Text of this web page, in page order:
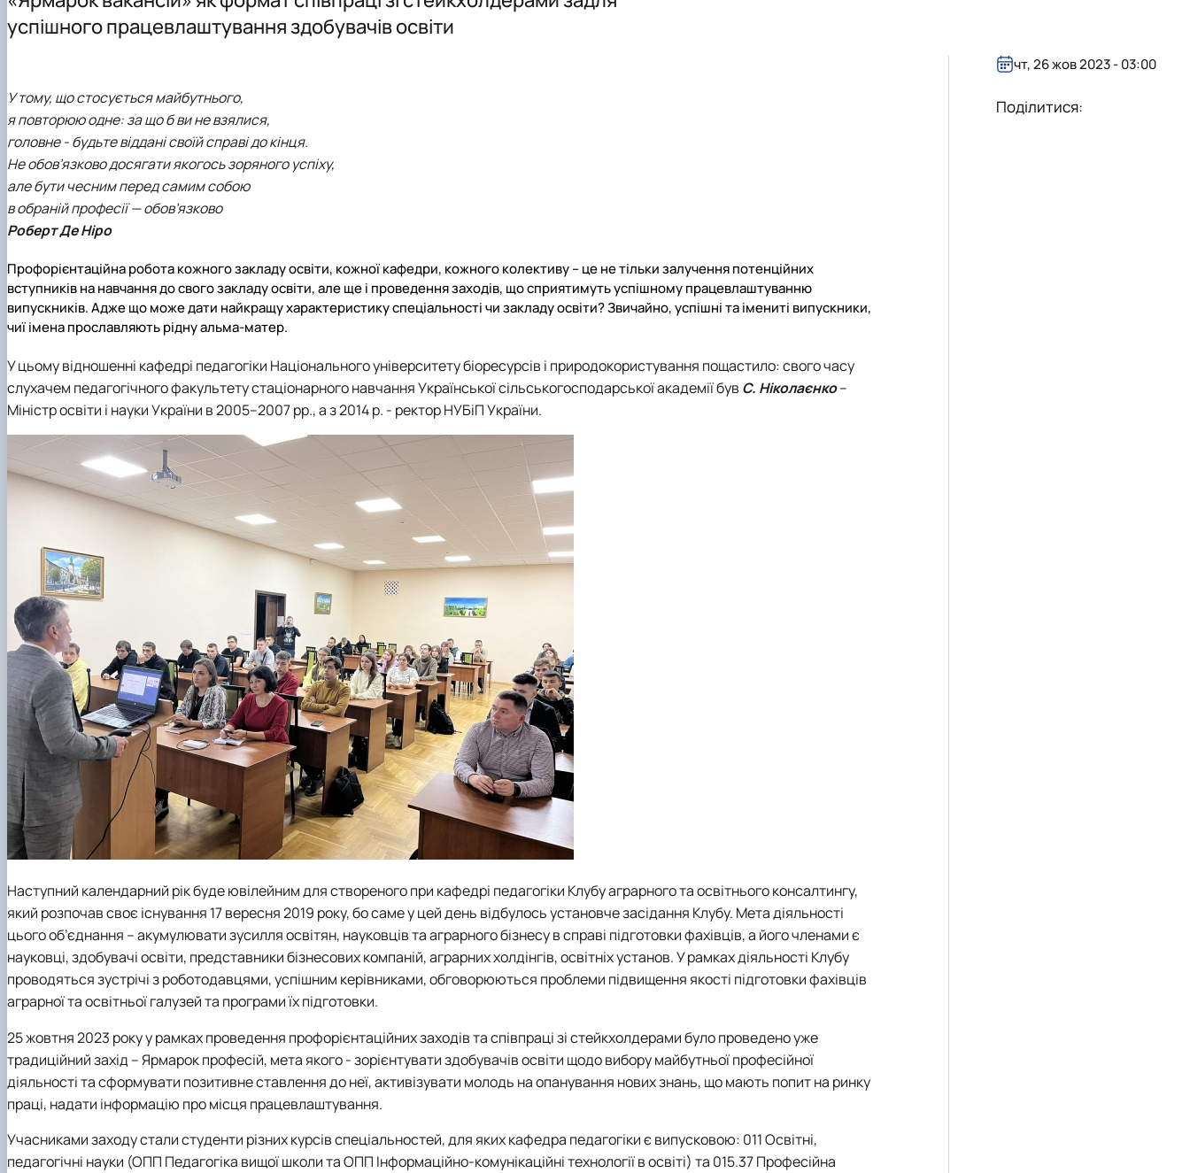
Міжнародна діяльність
Наші випускники
Спеціальності аспірантури
Як стати студентом?
Підготовчі курси до НМТ
Підготовчі курси до ЄВІ
Правила прийому 2026
Контактні дані
Навчально-методичне забезпечення кафедри
Навчально-науково-виробнича лабораторія педагогічних технологій (Курси поглибле…
Сторінка магістра
Результати неформальної освіти
Робочі програми ОП "Професійна освіта"
АКРЕДИТАЦІЯ ОП
Обговорення освітніх програм
Аспірантура 011 Освітні, педагогічні науки
Конференції та семінари
успішного працевлаштування здобувачів освіти
У тому, що стосується майбутнього,
я повторюю одне: за що б ви не взялися,
головне - будьте віддані своїй справі до кінця.
Не обов’язково досягати якогось зоряного успіху,
але бути чесним перед самим собою
в обраній професії — обов’язково
Роберт Де Ніро
Профорієнтаційна робота кожного закладу освіти, кожної кафедри, кожного колективу – це не тільки залучення потенційних
вступників на навчання до свого закладу освіти, але ще і проведення заходів, що сприятимуть успішному працевлаштуванню
випускників. Адже що може дати найкращу характеристику спеціальності чи закладу освіти? Звичайно, успішні та імениті випускники,
чиї імена прославляють рідну альма-матер.
У цьому відношенні кафедрі педагогіки Національного університету біоресурсів і природокористування пощастило: свого часу
слухачем педагогічного факультету стаціонарного навчання Української сільськогосподарської академії був С. Ніколаєнко–
Міністр освіти і науки України в 2005–2007 рр., а з 2014 р. - ректор НУБіП України.
Наступний календарний рік буде ювілейним для створеного при кафедрі педагогіки Клубу аграрного та освітнього консалтингу,
який розпочав своє існування 17 вересня 2019 року, бо саме у цей день відбулось установче засідання Клубу. Мета діяльності
цього об’єднання – акумулювати зусилля освітян, науковців та аграрного бізнесу в справі підготовки фахівців, а його членами є
науковці, здобувачі освіти, представники бізнесових компаній, аграрних холдінгів, освітніх установ. У рамках діяльності Клубу
проводяться зустрічі з роботодавцями, успішним керівниками, обговорюються проблеми підвищення якості підготовки фахівців
аграрної та освітньої галузей та програми їх підготовки.
25 жовтня 2023 року у рамках проведення профорієнтаційних заходів та співпраці зі стейкхолдерами було проведено уже
традиційний захід – Ярмарок професій, мета якого - зорієнтувати здобувачів освіти щодо вибору майбутньої професійної
діяльності та сформувати позитивне ставлення до неї, активізувати молодь на опанування нових знань, що мають попит на ринку
праці, надати інформацію про місця працевлаштування.
Учасниками заходу стали студенти різних курсів спеціальностей, для яких кафедра педагогіки є випусковою: 011 Освітні,
педагогічні науки (ОПП Педагогіка вищої школи та ОПП Інформаційно-комунікаційні технології в освіті) та 015.37 Професійна
чт, 26 жов 2023 - 03:00
Поділитися: